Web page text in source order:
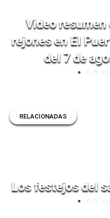
Video
rejones en El
del 7 de
RELACIONADAS
Los festejos del